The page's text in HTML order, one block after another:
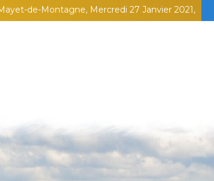
de-Montagne, Mercredi 27 Janvier 2021,